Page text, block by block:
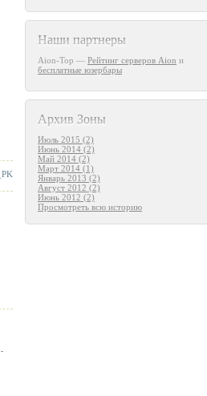
Наши партнеры
Aion-Top — Рейтинг серверов Aion и
бесплатные юзербары
Архив Зоны
Июль 2015 (2)
Июнь 2014 (2)
Май 2014 (2)
Март 2014 (1)
Январь 2013 (2)
Август 2012 (2)
Июнь 2012 (2)
Просмотреть всю историю